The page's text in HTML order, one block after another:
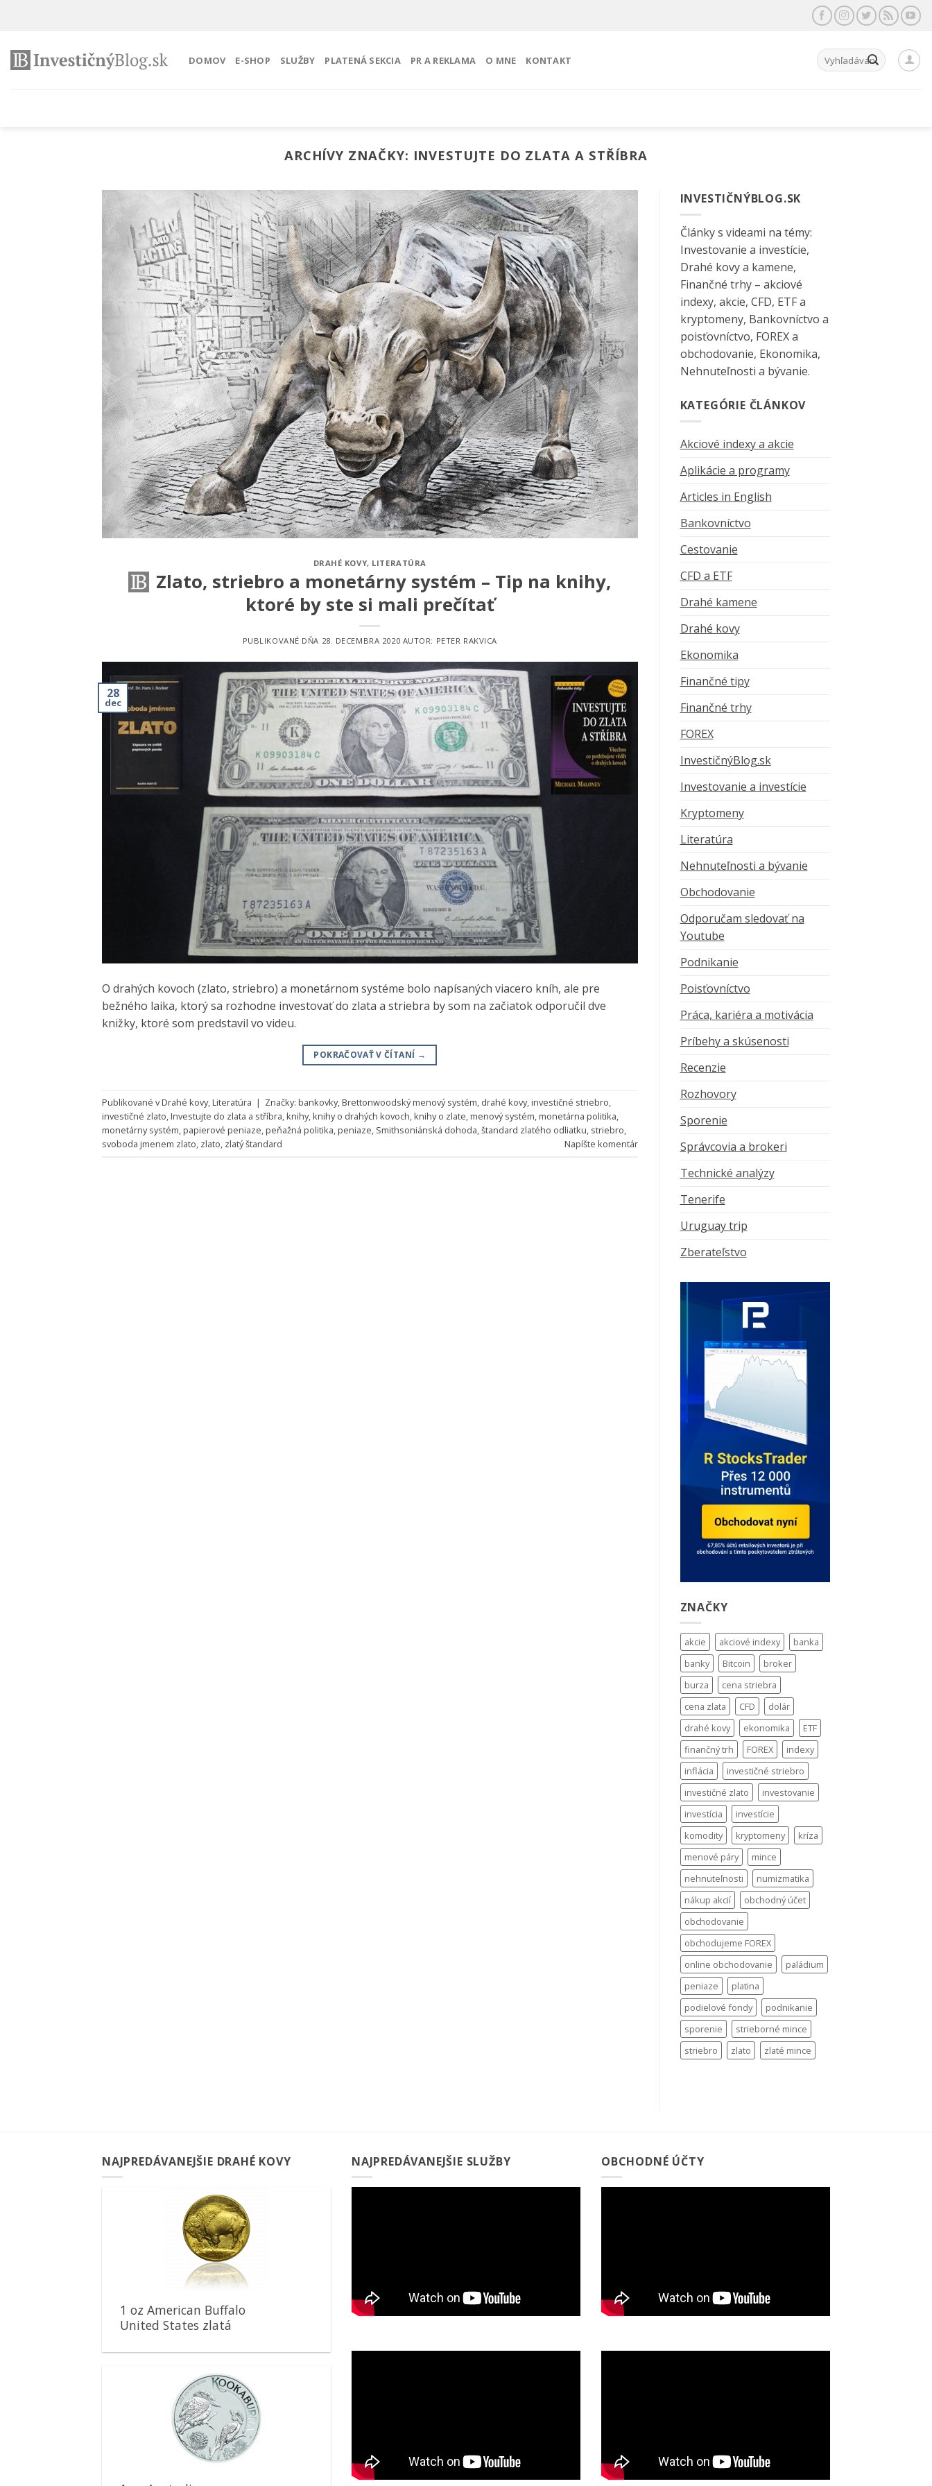
DOMOV E-SHOP SLUŽBY PLATENÁ SEKCIA PR A REKLAMA O MNE KONTAKT Hľadať:
ARCHÍVY ZNAČKY: INVESTUJTE DO ZLATA A STŘÍBRA
DRAHÉ KOVY, LITERATÚRA
Zlato, striebro a monetárny systém – Tip na knihy,
ktoré by ste si mali prečítať
PUBLIKOVANÉ DŇA 28. DECEMBRA 2020 AUTOR: PETER RAKVICA
28
dec
O drahých kovoch (zlato, striebro) a monetárnom systéme bolo napísaných viacero kníh, ale pre
bežného laika, ktorý sa rozhodne investovať do zlata a striebra by som na začiatok odporučil dve
knižky, ktoré som predstavil vo videu.
POKRAČOVAŤ V ČÍTANÍ →
Publikované vDrahé kovy,Literatúra | Značky: bankovky,Brettonwoodský menový systém, drahé kovy,investičné striebro,
investičné zlato,Investujte do zlata a stříbra,knihy,knihy o drahých kovoch,knihy o zlate,menový systém,monetárna politika,
monetárny systém,papierové peniaze,peňažná politika,peniaze, Smithsoniánská dohoda,štandard zlatého odliatku, striebro,
svoboda jmenem zlato, zlato, zlatý štandard Napíšte komentár
INVESTIČNÝBLOG.SK
Články s videami na témy:
Investovanie a investície,
Drahé kovy a kamene,
Finančné trhy – akciové
indexy, akcie, CFD, ETF a
kryptomeny, Bankovníctvo a
poisťovníctvo, FOREX a
obchodovanie, Ekonomika,
Nehnuteľnosti a bývanie.
KATEGÓRIE ČLÁNKOV
Akciové indexy a akcie
Aplikácie a programy
Articles in English
Bankovníctvo
Cestovanie
CFD a ETF
Drahé kamene
Drahé kovy
Ekonomika
Finančné tipy
Finančné trhy
FOREX
InvestičnýBlog.sk
Investovanie a investície
Kryptomeny
Literatúra
Nehnuteľnosti a bývanie
Obchodovanie
Odporučam sledovať na
Youtube
Podnikanie
Poisťovníctvo
Práca, kariéra a motivácia
Príbehy a skúsenosti
Recenzie
Rozhovory
Sporenie
Správcovia a brokeri
Technické analýzy
Tenerife
Uruguay trip
Zberateľstvo
ZNAČKY
akcie akciové indexy
banka
banky
Bitcoin
broker
burza
cena striebra
cena zlata
CFD
dolár
drahé kovy
ekonomika
ETF
finančný trh
FOREX
indexy
inflácia
investičné striebro
investičné zlato
investovanie
investícia
investície
komodity
kryptomeny
kríza
menové páry
mince
nehnuteľnosti
numizmatika
nákup akcií
obchodný účet
obchodovanie
obchodujeme FOREX
online obchodovanie
paládium
peniaze
platina
podielové fondy
podnikanie
sporenie
strieborné mince
striebro
zlato zlaté mince
NAJPREDÁVANEJŠIE DRAHÉ KOVY
Pridať k
obľúbeným
1 oz American Buffalo
United States zlatá
Pridať k
obľúbeným
NAJPREDÁVANEJŠIE SLUŽBY OBCHODNÉ ÚČTY